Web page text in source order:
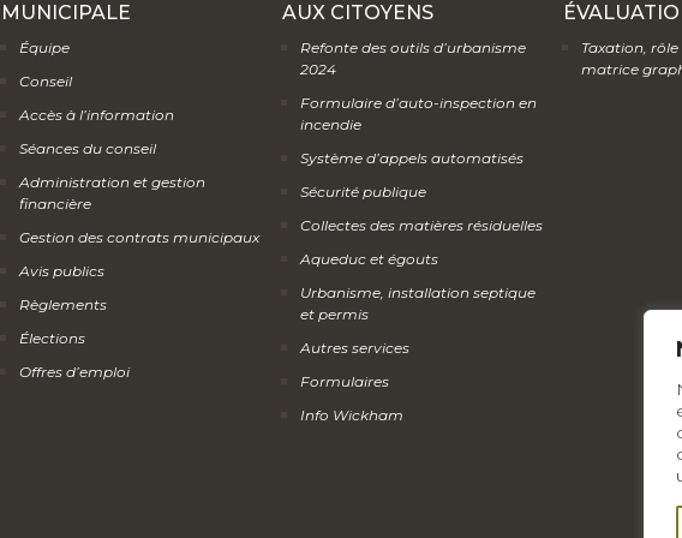
MUNICIPALE
Équipe
Conseil
Accès à l’information
Séances du conseil
Administration et gestion
financière
Gestion des contrats municipaux
Avis publics
Règlements
Élections
Offres d’emploi
AUX CITOYENS
Refonte des outils d’urbanisme
2024
Formulaire d’auto-inspection en
incendie
Système d’appels automatisés
Sécurité publique
Collectes des matières résiduelles
Aqueduc et égouts
Urbanisme, installation septique
et permis
Autres services
Formulaires
Info Wickham
Taxation,
matrice